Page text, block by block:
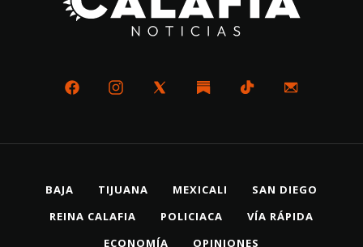
BAJA TIJUANA MEXICALI
SAN DIEGO
REINA CALAFIA
POLICIACA
VÍA RÁPIDA
ECONOMÍA
OPINIONES